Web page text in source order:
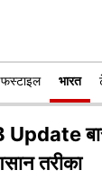
भारत
बार-
तरीका